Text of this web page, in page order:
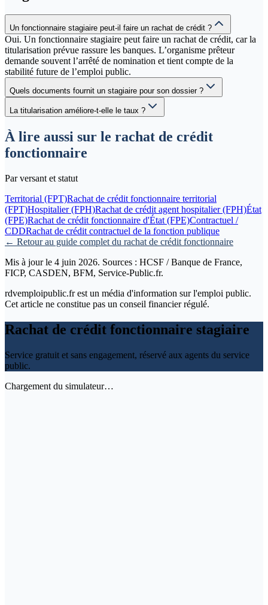
Un fonctionnaire stagiaire peut-il faire un rachat de crédit ?
Oui. Un fonctionnaire stagiaire peut faire un rachat de crédit, car la
titularisation prévue rassure les banques. L’organisme prêteur
demande souvent l’arrêté de nomination et tient compte de la
stabilité future de l’emploi public.
Quels documents fournit un stagiaire pour son dossier ?
La titularisation améliore-t-elle le taux ?
À lire aussi sur le rachat de crédit
fonctionnaire
Par versant et statut
Territorial (FPT)Rachat de crédit fonctionnaire territorial
(FPT)Hospitalier (FPH)Rachat de crédit agent hospitalier (FPH)État
(FPE)Rachat de crédit fonctionnaire d'État (FPE)Contractuel /
CDDRachat de crédit contractuel de la fonction publique
← Retour au guide complet du rachat de crédit fonctionnaire
Mis à jour le 4 juin 2026. Sources : HCSF / Banque de France,
FICP, CASDEN, BFM, Service-Public.fr.
rdvemploipublic.fr est un média d'information sur l'emploi public.
Cet article ne constitue pas un conseil financier régulé.
Rachat de crédit fonctionnaire stagiaire
Service gratuit et sans engagement, réservé aux agents du service
public.
Chargement du simulateur…